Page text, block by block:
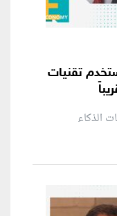
تقنيات
الذكاء